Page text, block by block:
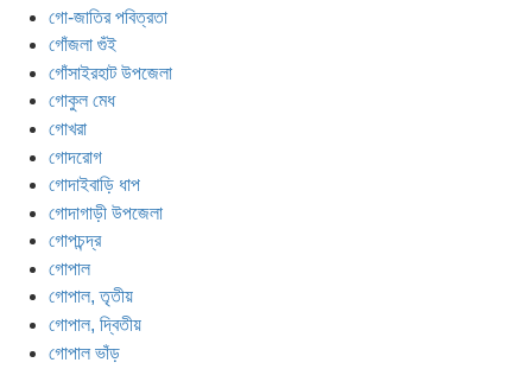
গো-জাতির পবিত্রতা
গোঁজলা গুঁই
গোঁসাইরহাট উপজেলা
গোকুল মেধ
গোখরা
গোদরোগ
গোদাইবাড়ি ধাপ
গোদাগাড়ী উপজেলা
গোপচন্দ্র
গোপাল
গোপাল, তৃতীয়
গোপাল, দ্বিতীয়
গোপাল ভাঁড়